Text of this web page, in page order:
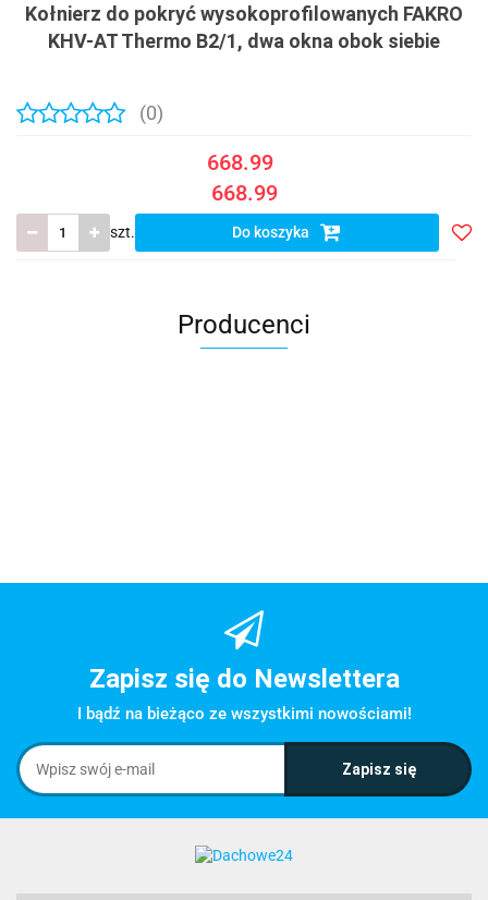
Kołnierz do pokryć wysokoprofilowanych FAKRO
KHV-AT Thermo B2/1, dwa okna obok siebie
(0)
668.99
668.99
szt. Do koszyka
Producenci
Zapisz się do Newslettera
I bądź na bieżąco ze wszystkimi nowościami!